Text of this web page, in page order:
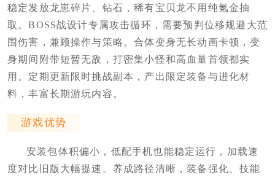
稳定发放龙崽碎片、钻石，稀有宝贝龙不用纯氪金抽
取。BOSS战设计专属攻击循环，需要预判位移规避大范
围伤害，兼顾操作与策略。合体变身无长动画卡顿，变
身期间附带短暂无敌，打密集小怪和高血量首领都实
用。定期更新限时挑战副本，产出限定装备与进化材
料，丰富长期游玩内容。
游戏优势
安装包体积偏小，低配手机也能稳定运行，加载速
度对比旧版大幅提速。养成路径清晰，装备强化、技能